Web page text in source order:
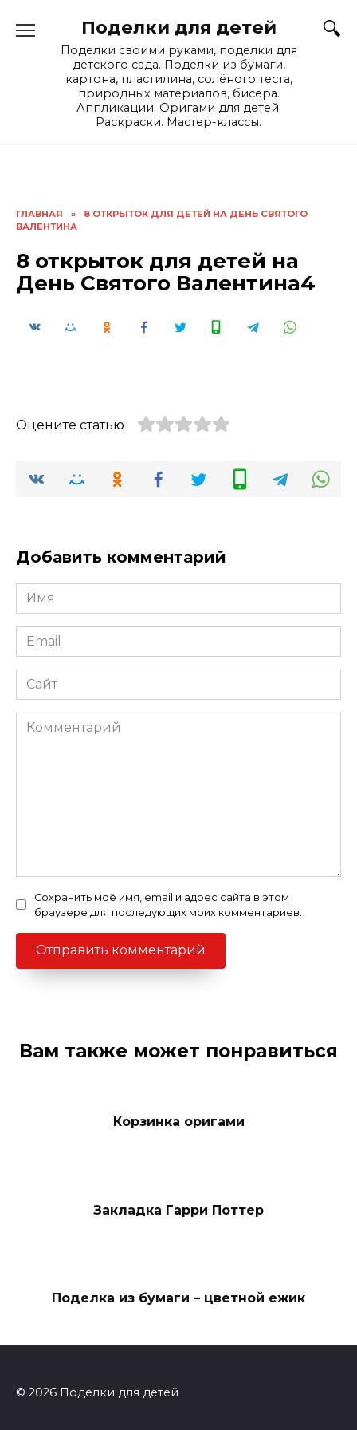
Поделки для детей
Поделки своими руками, поделки для
детского сада. Поделки из бумаги,
картона, пластилина, солёного теста,
природных материалов, бисера.
Аппликации. Оригами для детей.
Раскраски. Мастер-классы.
ГЛАВНАЯ »
8 ОТКРЫТОК ДЛЯ ДЕТЕЙ НА ДЕНЬ СВЯТОГО
ВАЛЕНТИНА
8 открыток для детей на
День Святого Валентина4
Оцените статью
Добавить комментарий
Имя
*
Email
*
Сайт
Комментарий
Сохранить моё имя, email и адрес сайта в этом
браузере для последующих моих комментариев.
Вам также может понравиться
Корзинка оригами
Закладка Гарри Поттер
Поделка из бумаги – цветной ежик
© 2026 Поделки для детей